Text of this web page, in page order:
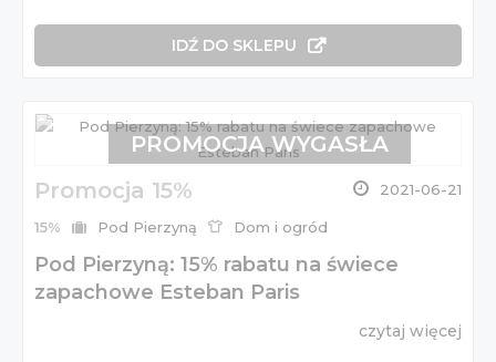
IDŹ DO SKLEPU
Promocja 15% 2021-06-21
15% Pod Pierzyną Dom i ogród
Pod Pierzyną: 15% rabatu na świece
zapachowe Esteban Paris
czytaj więcej
PROMOCJA WYGASŁA